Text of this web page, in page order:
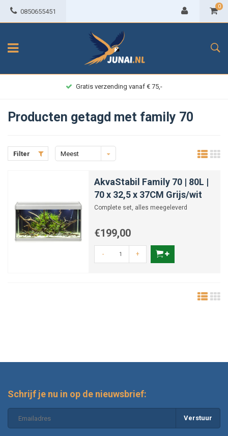
0850655451
0
Gratis verzending vanaf € 75,-
Producten getagd met family 70
Filter
Meest
AkvaStabil Family 70 | 80L |
70 x 32,5 x 37CM Grijs/wit
Complete set, alles meegeleverd
€199,00
- +
Schrijf je nu in op de nieuwsbrief:
Verstuur